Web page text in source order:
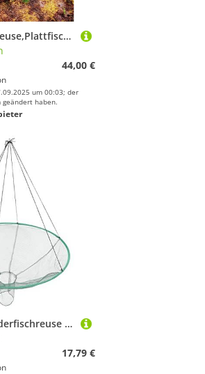
Nr.56,Plattfischreuse,Plattfischkorb, Krebsreuse 90cm x 60cm x 30cm, Krabbenreuse, Krebskorb, Krabbenkorb, Plattfischkorb,Faltreuse, Köderfischreuse, Reuse, Reusen, Krebsreusen, Krabbenreusen
44,00 €
um 00:03; der
geändert haben.
BESPORTBLE Köderfischreuse Faltbar Tragbar Fisch Reuse Fischernetzfalle Regenschirm Fischernetz zum Fangen von Köderfischen Krebsen Garnelen
17,79 €